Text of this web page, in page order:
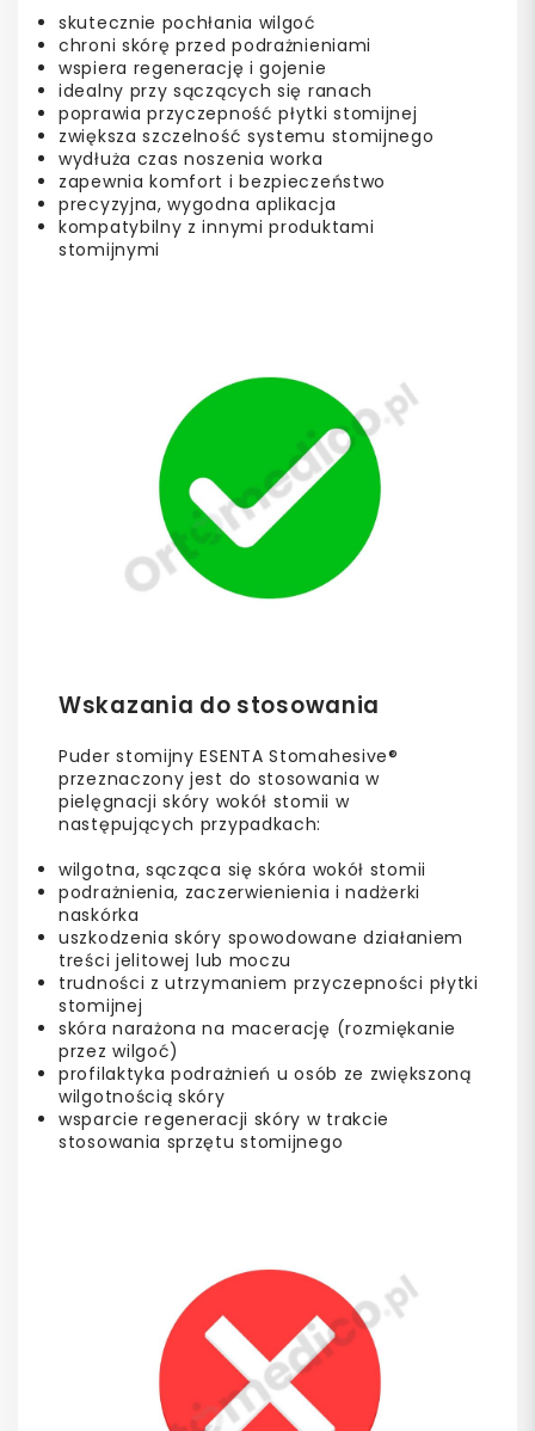
skutecznie pochłania wilgoć
chroni skórę przed podrażnieniami
wspiera regenerację i gojenie
idealny przy sączących się ranach
poprawia przyczepność płytki stomijnej
zwiększa szczelność systemu stomijnego
wydłuża czas noszenia worka
zapewnia komfort i bezpieczeństwo
precyzyjna, wygodna aplikacja
kompatybilny z innymi produktami
stomijnymi
Wskazania do stosowania
Puder stomijny ESENTA Stomahesive®
przeznaczony jest do stosowania w
pielęgnacji skóry wokół stomii w
następujących przypadkach:
wilgotna, sącząca się skóra wokół stomii
podrażnienia, zaczerwienienia i nadżerki
naskórka
uszkodzenia skóry spowodowane działaniem
treści jelitowej lub moczu
trudności z utrzymaniem przyczepności płytki
stomijnej
skóra narażona na macerację (rozmiękanie
przez wilgoć)
profilaktyka podrażnień u osób ze zwiększoną
wilgotnością skóry
wsparcie regeneracji skóry w trakcie
stosowania sprzętu stomijnego